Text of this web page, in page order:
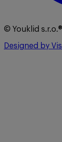
© Youklid
Designed by